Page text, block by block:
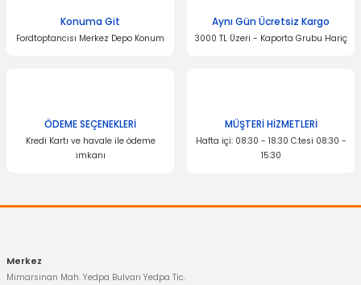
Konuma Git
Fordtoptancısı Merkez Depo Konum
Aynı Gün Ücretsiz Kargo
3000 TL Üzeri - Kaporta Grubu Hariç
ÖDEME SEÇENEKLERİ
Kredi Kartı ve havale ile ödeme
imkanı
MÜŞTERİ HİZMETLERİ
Hafta içi: 08:30 - 18:30 C.tesi 08:30 -
15:30
Merkez
Mimarsinan Mah. Yedpa Bulvarı Yedpa Tic.